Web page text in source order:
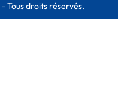
Tous droits réservés.